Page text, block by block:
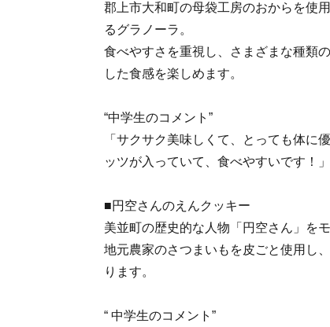
郡上市大和町の母袋工房のおからを使
るグラノーラ。
食べやすさを重視し、さまざまな種類
した食感を楽しめます。
“中学生のコメント”
「サクサク美味しくて、とっても体に
ッツが入っていて、食べやすいです！」
■円空さんのえんクッキー
美並町の歴史的な人物「円空さん」を
地元農家のさつまいもを皮ごと使用し
ります。
“ 中学生のコメント”